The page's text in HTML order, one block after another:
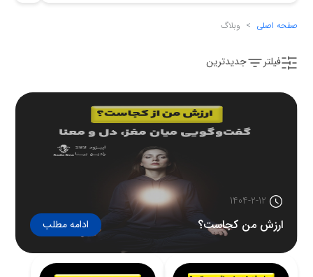
صفحه اصلی وبلاگ
فیلتر جدیدترین
1404-2-12
ارزش من کجاست؟ ادامه مطلب